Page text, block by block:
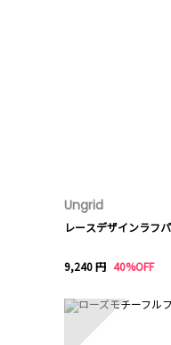
Ungrid
レースデザインラフ
9,240 円 40%OFF